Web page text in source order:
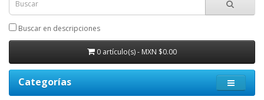
Buscar en descripciones
0 artículo(s) - MXN $0.00
Categorías